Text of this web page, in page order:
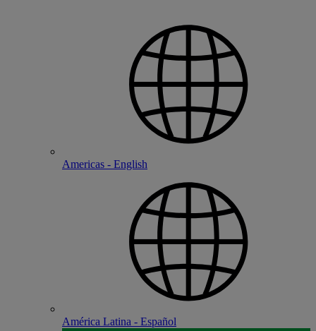
Americas - English
América Latina - Español